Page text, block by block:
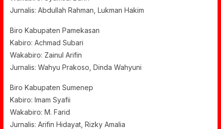
Jurnalis: Abdullah Rahman, Lukman Hakim
Biro Kabupaten Pamekasan
Kabiro: Achmad Subari
Wakabiro: Zainul Arifin
Jurnalis: Wahyu Prakoso, Dinda Wahyuni
Biro Kabupaten Sumenep
Kabiro: Imam Syafii
Wakabiro: M. Farid
Jurnalis: Arifin Hidayat, Rizky Amalia